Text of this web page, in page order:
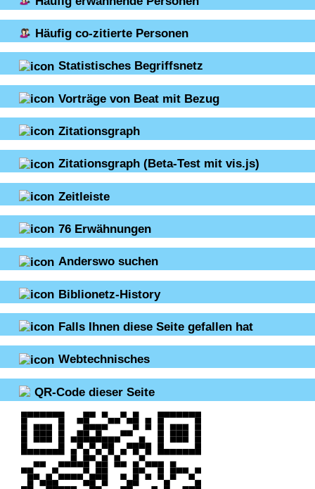
Häufig co-zitierte Personen
Statistisches Begriffsnetz
Vorträge von Beat mit Bezug
Zitationsgraph
Zitationsgraph (Beta-Test mit vis.js)
Zeitleiste
76 Erwähnungen
Anderswo suchen
Biblionetz-History
Falls Ihnen diese Seite gefallen hat
Webtechnisches
QR-Code dieser Seite